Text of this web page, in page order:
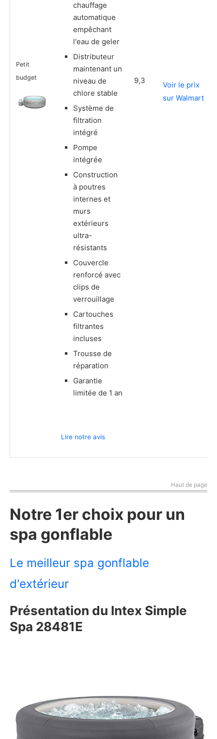
Petit
budget
chauffage
automatique
empêchant
l'eau de geler
Distributeur
maintenant un
niveau de
chlore stable
Système de
filtration
intégré
Pompe
intégrée
Construction
à poutres
internes et
murs
extérieurs
ultra-
résistants
Couvercle
renforcé avec
clips de
verrouillage
Cartouches
filtrantes
incluses
Trousse de
réparation
Garantie
limitée de 1 an
Lire notre avis
9,3
Voir le prix
sur Walmart
Haut de page
Notre 1er choix pour un
spa gonflable
Le meilleur spa gonflable
d'extérieur
Présentation du Intex Simple
Spa 28481E